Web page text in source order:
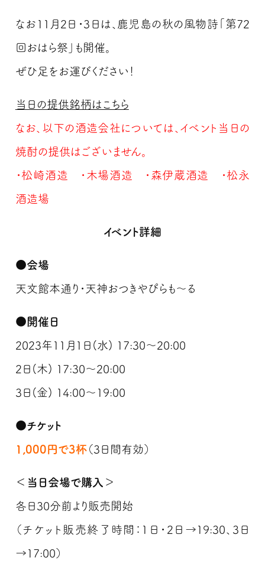
なお11月2日・3日は、鹿児島の秋の風物詩「第72
回おはら祭」も開催。
ぜひ足をお運びください！
当日の提供銘柄はこちら
なお、以下の酒造会社については、イベント当日の
焼酎の提供はございません。
・松崎酒造 ・木場酒造 ・森伊蔵酒造 ・松永
酒造場
イベント詳細
●会場
天文館本通り・天神おつきやぴらも～る
●開催日
2023年11月1日(水) 17:30～20:00
2日(木) 17:30～20:00
3日(金) 14:00～19:00
●チケット
1,000円で3杯（3日間有効）
＜当日会場で購入＞
各日30分前より販売開始
（チケット販売終了時間：1日・2日→19:30、3日
→17:00）